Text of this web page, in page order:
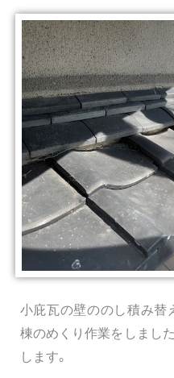
小庇瓦の壁ののし積み替
棟のめくり作業をしまし
します。